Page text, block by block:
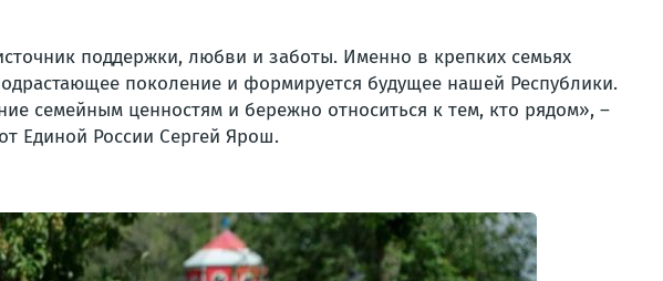
поддержки, любви и заботы. Именно в крепких семьях
поколение и формируется будущее нашей Республики.
семейным ценностям и бережно относиться к тем, кто рядом», –
Единой России Сергей Ярош.